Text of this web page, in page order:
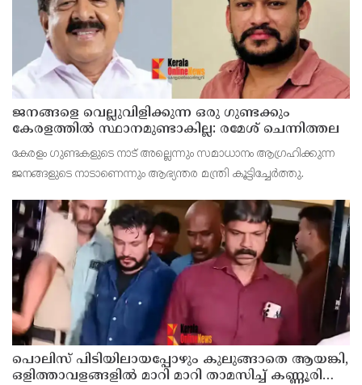
ജനങ്ങളെ വെല്ലുവിളിക്കുന്ന ഒരു ഗുണ്ടക്കും
കേരളത്തില്‍ സ്ഥാനമുണ്ടാകില്ല: രമേശ് ചെന്നിത്തല
കേരളം ഗുണ്ടകളുടെ നാട് അല്ലെന്നും സമാധാനം ആഗ്രഹിക്കുന്ന
ജനങ്ങളുടെ നാടാണെന്നും ആഭ്യന്തര മന്ത്രി കൂട്ടിച്ചേര്‍ത്തു.
പൊലിസ് പിടിയിലായപ്പോഴും കുലുങ്ങാതെ ആയങ്കി,
ഒളിത്താവളങ്ങളില്‍ മാറി മാറി താമസിച്ച് കണ്ണൂരിലെ